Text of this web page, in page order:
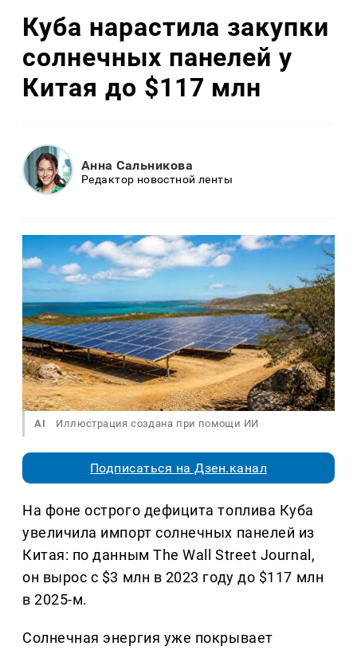
Куба нарастила закупки
солнечных панелей у
Китая до $117 млн
Анна Сальникова
Редактор новостной ленты
AI Иллюстрация создана при помощи ИИ
Подписаться на Дзен.канал
На фоне острого дефицита топлива Куба
увеличила импорт солнечных панелей из
Китая: по данным The Wall Street Journal,
он вырос с $3 млн в 2023 году до $117 млн
в 2025-м.
Солнечная энергия уже покрывает